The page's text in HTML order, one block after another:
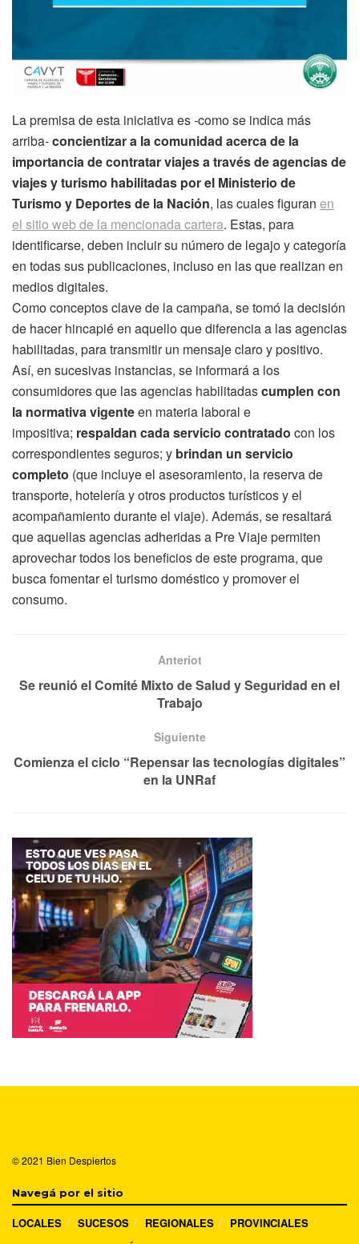
La premisa de esta iniciativa es -como se indica más
arriba-concientizar a la comunidad acerca de la
importancia de contratar viajes a través de agencias de
viajes y turismo habilitadas por el Ministerio de
Turismo y Deportes de la Nación, las cuales figuran en
el sitio web de la mencionada cartera. Estas, para
identificarse, deben incluir su número de legajo y categoría
en todas sus publicaciones, incluso en las que realizan en
medios digitales.
Como conceptos clave de la campaña, se tomó la decisión
de hacer hincapié en aquello que diferencia a las agencias
habilitadas, para transmitir un mensaje claro y positivo.
Así, en sucesivas instancias, se informará a los
consumidores que las agencias habilitadascumplen con
la normativa vigenteen materia laboral e
impositiva; respaldan cada servicio contratado con los
correspondientes seguros; y brindan un servicio
completo (que incluye el asesoramiento, la reserva de
transporte, hotelería y otros productos turísticos y el
acompañamiento durante el viaje). Además, se resaltará
que aquellas agencias adheridas a Pre Viaje permiten
aprovechar todos los beneficios de este programa, que
busca fomentar el turismo doméstico y promover el
consumo.
Anteriot
Se reunió el Comité Mixto de Salud y Seguridad en el
Trabajo
Siguiente
Comienza el ciclo “Repensar las tecnologías digitales”
en la UNRaf
© 2021 Bien Despiertos
Navegá por el sitio
LOCALES SUCESOS REGIONALES
PROVINCIALES